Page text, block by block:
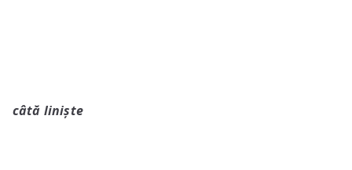
câtă liniște